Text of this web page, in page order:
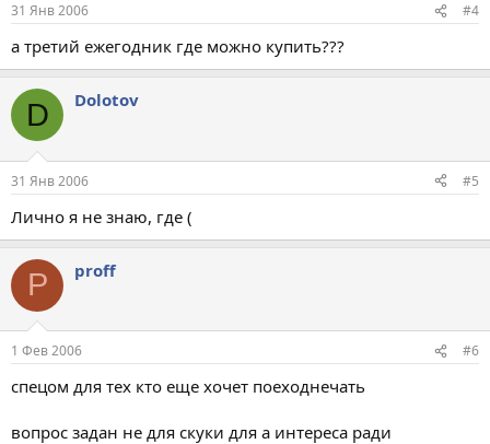
31 Янв 2006 #4
а третий ежегодник где можно купить???
D Dolotov
31 Янв 2006 #5
Лично я не знаю, где (
P proff
1 Фев 2006 #6
спецом для тех кто еще хочет поеходнечать
вопрос задан не для скуки для а интереса ради